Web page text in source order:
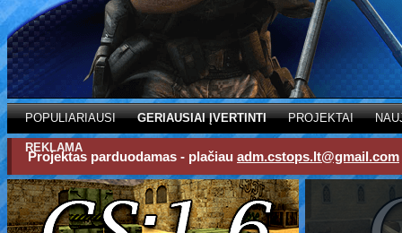
POPULIARIAUSI GERIAUSIAI ĮVERTINTI PROJEKTAI
REKLAMA
Projektas parduodamas - plačiau adm.cstops.lt@gmail.com